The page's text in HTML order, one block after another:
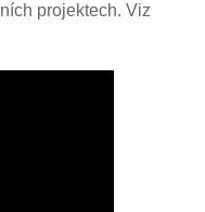
projektech. Viz